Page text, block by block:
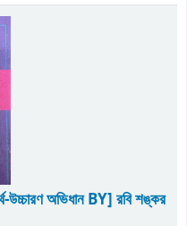
উচ্চারণ অভিধানBY] রবি শঙ্কর